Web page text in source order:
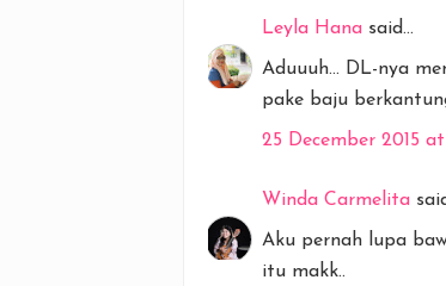
Leyla Hana said...
Aduuuh... DL-nya
pake baju
25 December 2015 at
Winda Carmelita
Aku pernah lupa
itu makk..